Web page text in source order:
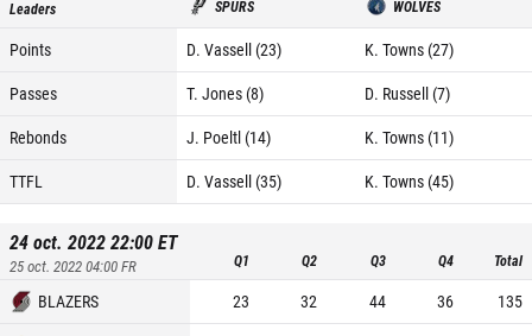
Leaders SPURS WOLVES
Points D. Vassell (23)
K. Towns (27)
Passes
T. Jones (8)
D. Russell (7)
Rebonds
J. Poeltl (14)
K. Towns (11)
TTFL
D. Vassell (35) K. Towns (45)
24 oct. 2022 22:00ET
25 oct. 2022 04:00FR Q1 Q2 Q3 Q4 Total
BLAZERS 23 32 44 36
135